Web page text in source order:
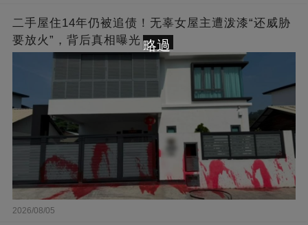
二手屋住14年仍被追债！无辜女屋主遭泼漆“还威胁
要放火”，背后真相曝光
2026/08/05
略過